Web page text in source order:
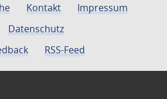
Kontakt
Impressum
Datenschutz
RSS-Feed